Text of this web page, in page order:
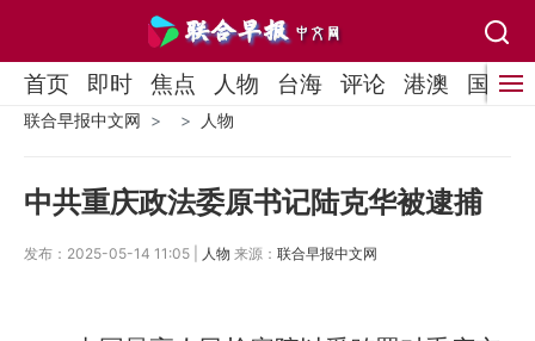
首页 即时 焦点 人物 台海 评论 港澳 国际
联合早报中文网 人物
中共重庆政法委原书记陆克华被逮捕
发布：2025-05-14 11:05 | 人物 来源： 联合早报中文网